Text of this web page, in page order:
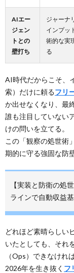
AIエー
ジェン
トとの
壁打ち
ジャーナ
インプッ
術的な実
る
AI時代だからこそ、
索）だけに頼るフリ
か出せなくなり、最
誰も注目していない
けの問いを立てる。
この「観察の処世術
期的に守る強固な防
【実装と防衛の処
ラインで自動収益
どれほど素晴らしい
いたとしても、それ
（Ops）できなけれ
2026年を生き抜く フ